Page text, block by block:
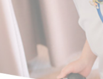
HOME
弊社について
スタッフ紹介